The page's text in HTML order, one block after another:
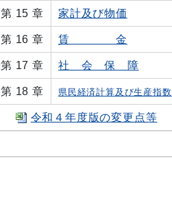
第 15 章 家計及び物価
第 16 章 賃 金
第 17 章 社 会 保 障
第 18 章 県民経済計算及び生産指数
令和４年度版の変更点等